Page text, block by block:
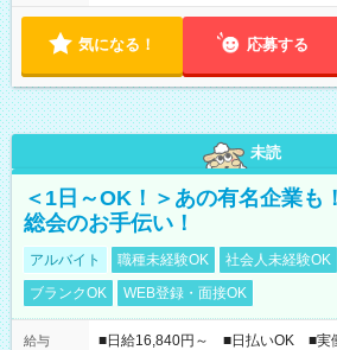
気になる！ 応募する
未読
＜1日～OK！＞あの有名企業も
総会のお手伝い！
アルバイト 職種未経験OK 社会人未経験OK
ブランクOK
WEB登録・面接OK
給与
■日給16,840円～ ■日払いOK ■実